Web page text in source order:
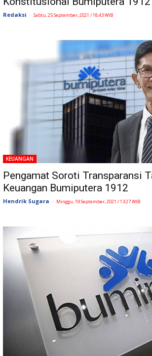
Redaksi - Sabtu, 25 September, 2021 / 18:43 WIB
KEUANGAN
Pengamat Soroti Transparansi
Keuangan Bumiputera 1912
Hendrik Sugara - Minggu, 19 September, 2021 / 13:27 WIB